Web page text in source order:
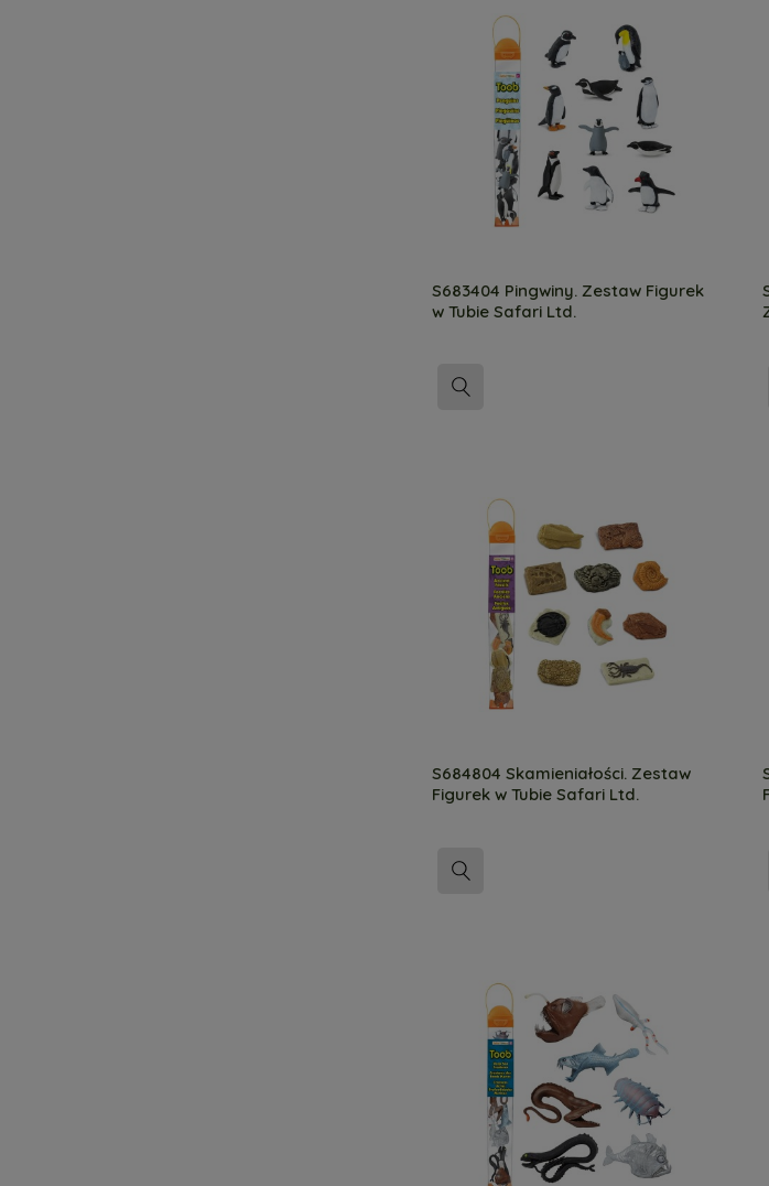
S683404 Pingwiny. Zestaw Figurek
w Tubie Safari Ltd.
S684804 Skamieniałości. Zestaw
Figurek w Tubie Safari Ltd.